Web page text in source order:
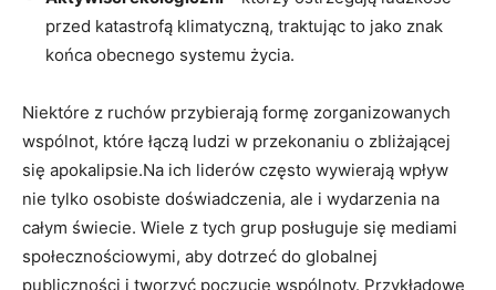
przed katastrofą klimatyczną, traktując to jako‌ znak
końca obecnego systemu życia.
Niektóre z ruchów przybierają formę zorganizowanych⁤
wspólnot, które⁤ łączą ludzi w⁣ przekonaniu o zbliżającej
się apokalipsie.Na ich liderów często wywierają wpływ
nie tylko osobiste ‍doświadczenia, ale ‌i wydarzenia na
całym świecie. Wiele z tych⁣ grup posługuje się mediami
społecznościowymi, aby dotrzeć do globalnej
publiczności i tworzyć poczucie wspólnoty. Przykładowe⁢